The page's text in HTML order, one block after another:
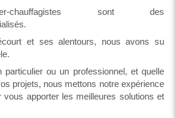
chauffagistes sont des
et ses alentours, nous avons su
ou un professionnel, et quelle
projets, nous mettons notre expérience
apporter les meilleures solutions et